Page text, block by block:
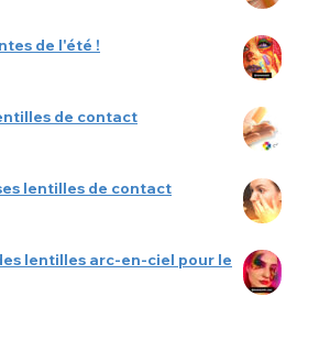
de l'été !
de contact
lentilles de contact
lentilles arc-en-ciel pour le